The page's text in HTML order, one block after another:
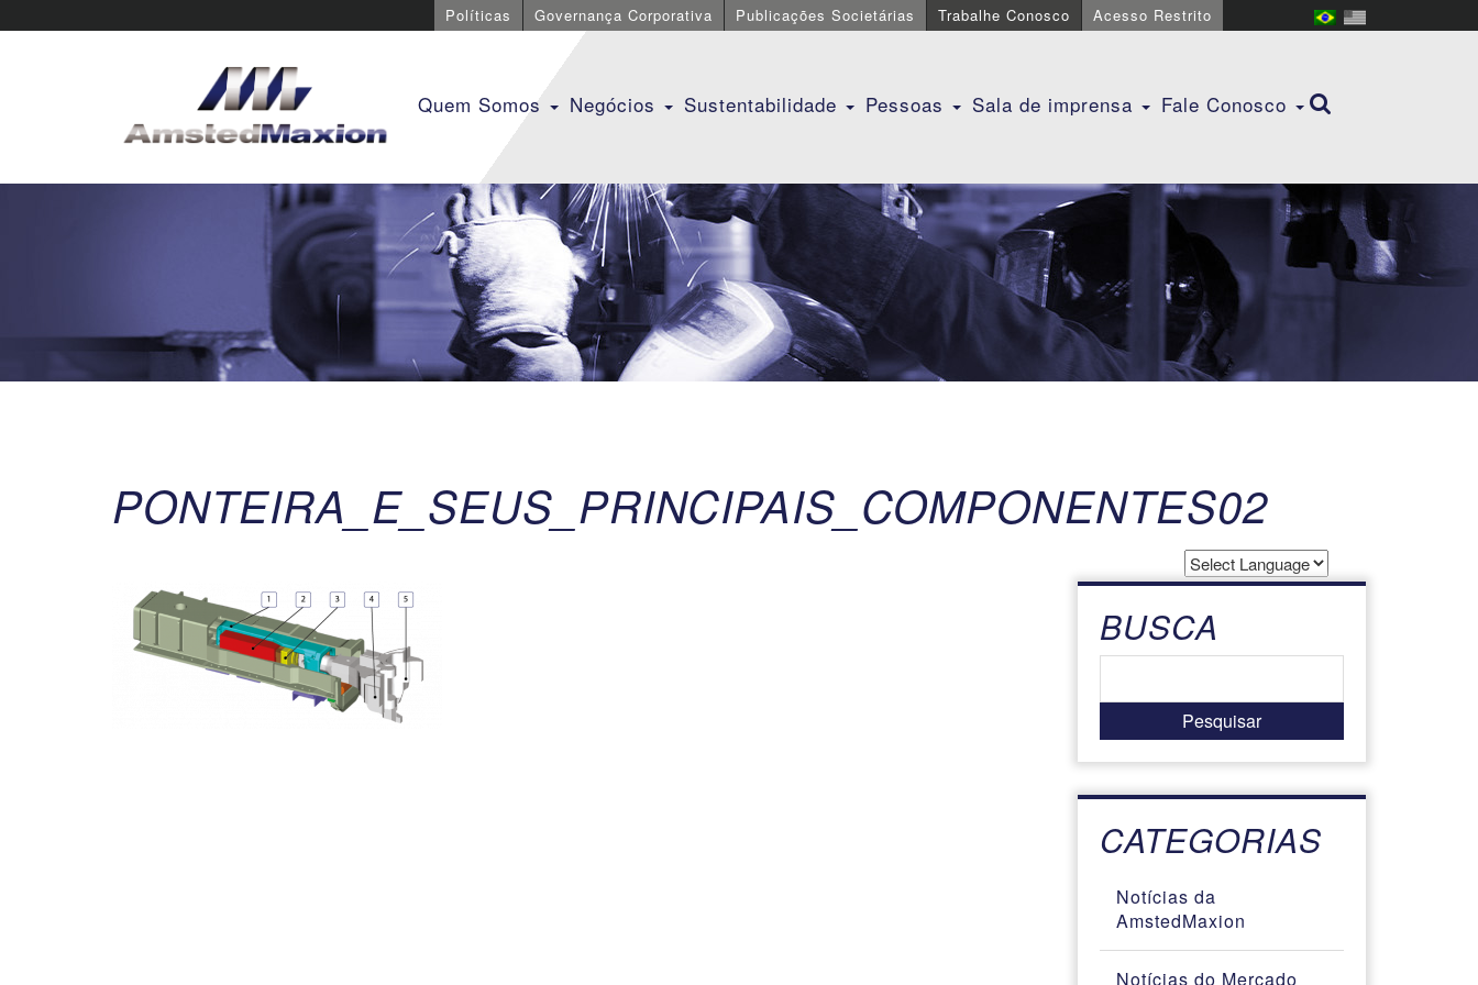
Políticas Governança Corporativa Publicações Societárias Trabalhe Conosco Acesso Restrito
Quem Somos Negócios Sustentabilidade Pessoas Sala de imprensa Fale Conosco
PONTEIRA_E_SEUS_PRINCIPAIS_COMPONENTES02
Powered by
BUSCA
CATEGORIAS
Notícias da
AmstedMaxion
Notícias do Mercado